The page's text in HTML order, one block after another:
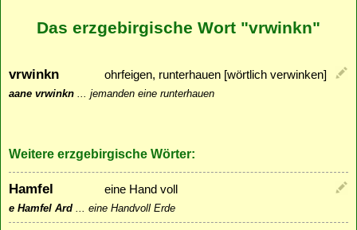
Das erzgebirgische Wort "vrwinkn"
vrwinkn ohrfeigen, runterhauen [wörtlich verwinken]
aane vrwinkn ... jemanden eine runterhauen
Weitere erzgebirgische Wörter:
Hamfel eine Hand voll
e Hamfel Ard ... eine Handvoll Erde